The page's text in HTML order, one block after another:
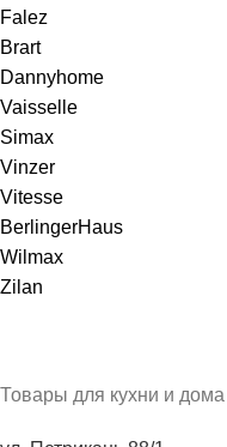
Falez
Brart
Dannyhome
Vaisselle
Simax
Vinzer
Vitesse
BerlingerHaus
Wilmax
Zilan
Товары для кухни и дома